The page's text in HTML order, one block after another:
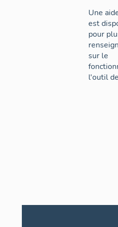
Une
est
pour
sur le
l'outil